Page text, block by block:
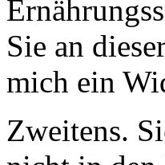
Sie an
mich ein
Zweitens.